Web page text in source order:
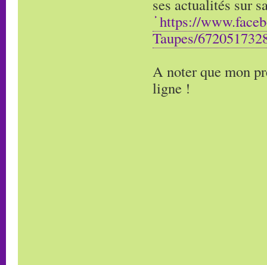
ses actualités sur
https://
Taupes/
A noter que mon
ligne !